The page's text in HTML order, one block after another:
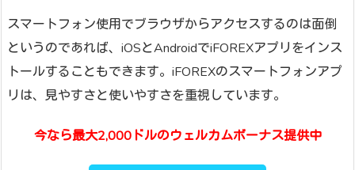
スマートフォン使用でブラウザからアクセスするのは面倒
というのであれば、iOSとAndroidでiFOREXアプリをインス
トールすることもできます。iFOREXのスマートフォンアプ
リは、見やすさと使いやすさを重視しています。
今なら最大2,000ドルのウェルカムボーナス提供中